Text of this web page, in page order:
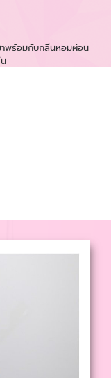
าพร้อมกับกลิ่นหอมผ่อน